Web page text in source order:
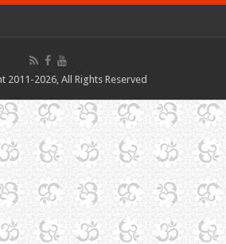
2011-2026, All Rights Reserved